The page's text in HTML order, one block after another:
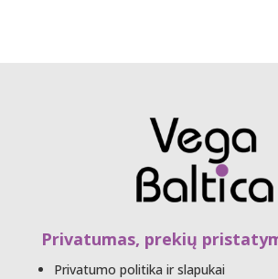
Privatumas, prekių
Privatumo politika ir slapukai